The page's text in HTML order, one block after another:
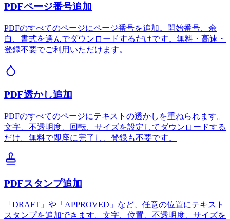
PDFページ番号追加
PDFのすべてのページにページ番号を追加。開始番号、余
白、書式を選んでダウンロードするだけです。無料・高速・
登録不要でご利用いただけます。
PDF透かし追加
PDFのすべてのページにテキストの透かしを重ねられます。
文字、不透明度、回転、サイズを設定してダウンロードする
だけ。無料で即座に完了し、登録も不要です。
PDFスタンプ追加
「DRAFT」や「APPROVED」など、任意の位置にテキスト
スタンプを追加できます。文字、位置、不透明度、サイズを